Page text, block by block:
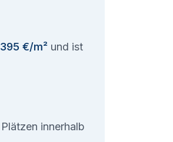
395 €/m² und ist
Plätzen innerhalb